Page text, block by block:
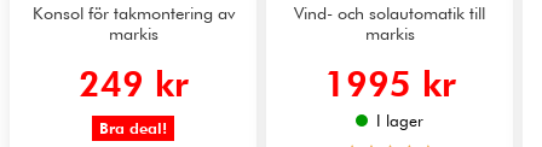
Konsol för takmontering av
markis
249 kr
Bra deal!
Vind- och solautomatik till
markis
1995 kr
I lager